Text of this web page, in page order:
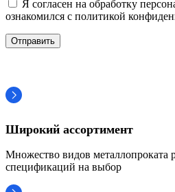
Я согласен на обработку
ознакомился с политикой
Широкий ассортимент
Множество видов металлопроката
спецификаций на выбор